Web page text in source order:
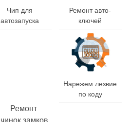
Чип для
автозапуска
Ремонт авто-
ключей
Нарежем лезвие
по коду